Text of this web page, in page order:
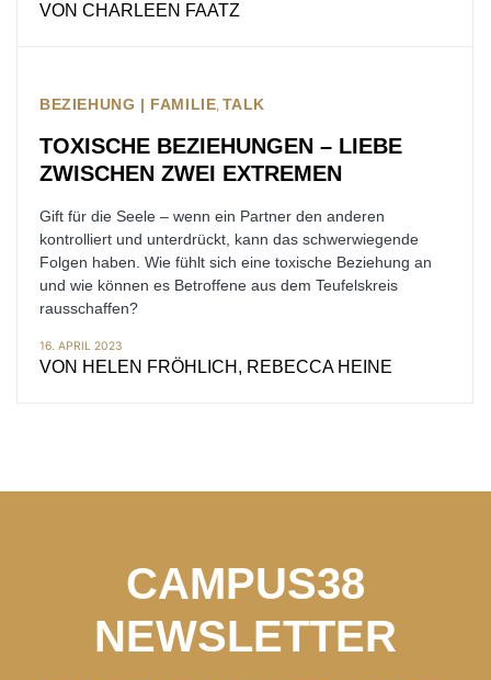
VON CHARLEEN FAATZ
BEZIEHUNG | FAMILIE TALK
TOXISCHE BEZIEHUNGEN – LIEBE
ZWISCHEN ZWEI EXTREMEN
Gift für die Seele – wenn ein Partner den anderen
kontrolliert und unterdrückt, kann das schwerwiegende
Folgen haben. Wie fühlt sich eine toxische Beziehung an
und wie können es Betroffene aus dem Teufelskreis
rausschaffen?
16. APRIL 2023
VON HELEN FRÖHLICH, REBECCA HEINE
CAMPUS38
NEWSLETTER